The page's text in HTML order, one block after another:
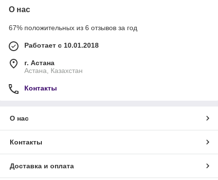
О нас
67% положительных из 6 отзывов за год
Работает с 10.01.2018
г. Астана
Астана, Казахстан
Контакты
О нас
Контакты
Доставка и оплата